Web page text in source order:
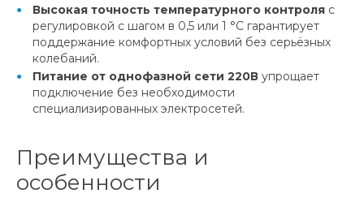
Высокая точность температурного контроля с
регулировкой с шагом в 0,5 или 1 °C гарантирует
поддержание комфортных условий без серьёзных
колебаний.
Питание от однофазной сети 220В упрощает
подключение без необходимости
специализированных электросетей.
Преимущества и
особенности